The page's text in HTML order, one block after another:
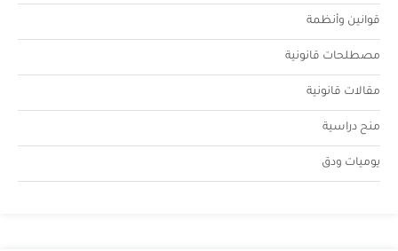
قوانين وأنظمة
مصطلحات قانونية
مقالات قانونية
منح دراسية
يوميات ودق